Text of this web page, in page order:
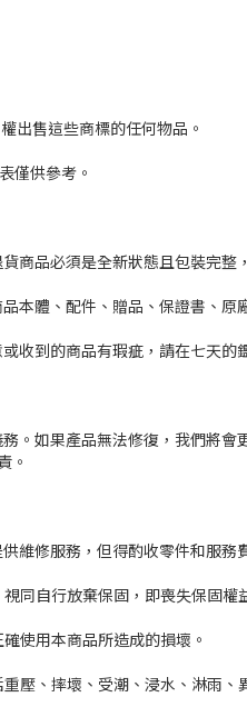
出售這些商標的任何物品。
僅供參考。
商品必須是全新狀態且包裝完整
本體、配件、贈品、保證書、
收到的商品有瑕疵，請在七天的
。如果產品無法修復，我們將
。
維修服務，但得酌收零件和服務
同自行放棄保固，即喪失保固權
使用本商品所造成的損壞。
壓、摔壞、受潮、浸水、淋雨